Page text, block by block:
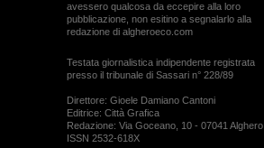
avessero qualcosa da eccepire alla loro
pubblicazione, non esitino a segnalarlo alla
redazione di algheroeco.com
Testata giornalistica indipendente registrata
presso il tribunale di Sassari n° 228/89
Direttore: Gioele Damiano Cantoni
Editrice: Città Grafica
Redazione: Via Goceano, 10 - 07041 Alghero
ISSN 2532-618X